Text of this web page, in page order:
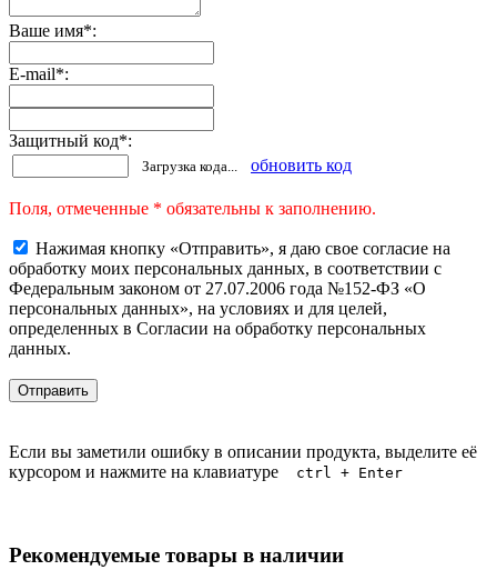
Ваше имя*:
E-mail*:
Защитный код*:
Загрузка кода... обновить код
Поля, отмеченные * обязательны к заполнению.
Нажимая кнопку «Отправить», я даю свое согласие на
обработку моих персональных данных, в соответствии с
Федеральным законом от 27.07.2006 года №152-ФЗ «О
персональных данных», на условиях и для целей,
определенных в Согласии на обработку персональных
данных.
Если вы заметили ошибку в описании продукта, выделите её
курсором и нажмите на клавиатуре
ctrl + Enter
Рекомендуемые товары в наличии